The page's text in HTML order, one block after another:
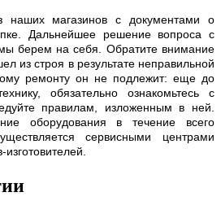
наших магазинов с документами о
Дальнейшее решение вопроса с
берем на себя. Обратите внимание
из строя в результате неправильной
ремонту он не подлежит: еще до
обязательно ознакомьтесь с
правилам, изложенным в ней.
оборудования в течение всего
сервисными центрами